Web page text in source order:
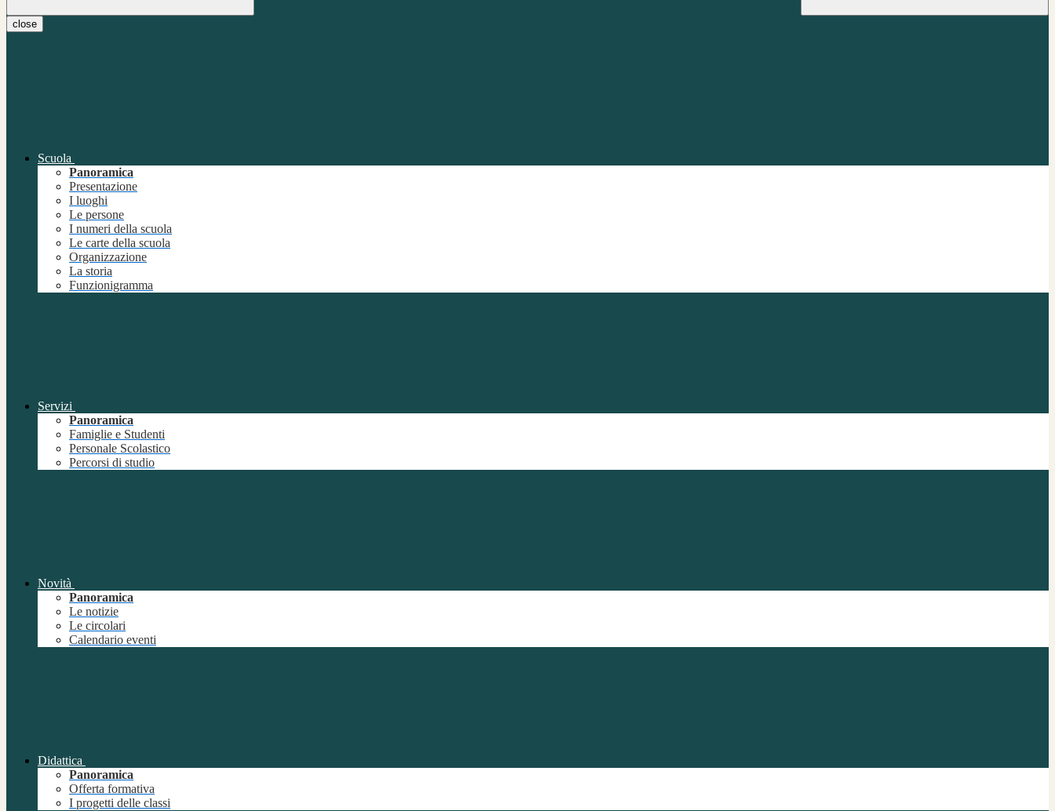
close
Scuola
Panoramica
Presentazione
I luoghi
Le persone
I numeri della scuola
Le carte della scuola
Organizzazione
La storia
Funzionigramma
Servizi
Panoramica
Famiglie e Studenti
Personale Scolastico
Percorsi di studio
Novità
Panoramica
Le notizie
Le circolari
Calendario eventi
Didattica
Panoramica
Offerta formativa
I progetti delle classi